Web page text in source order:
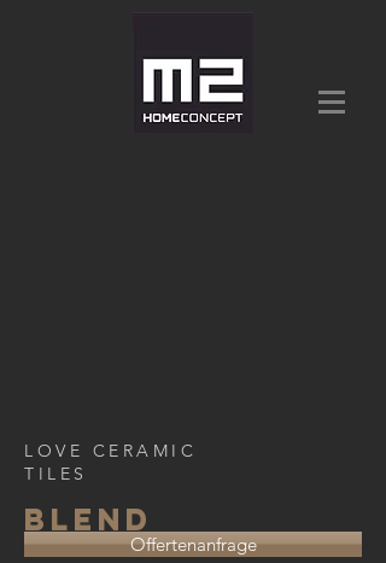
LOVE CERAMIC
TILES
BLEND
Offertenanfrage